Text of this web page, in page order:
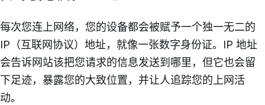
每次您连上网络，您的设备都会被赋予一个独一无二的
IP（互联网协议）地址，就像一张数字身份证。IP 地址
会告诉网站该把您请求的信息发送到哪里，但它也会留
下足迹，暴露您的大致位置，并让人追踪您的上网活
动。